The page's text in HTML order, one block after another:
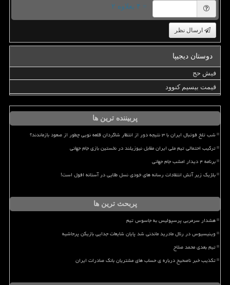
= ۴ بعلاوه ۲
ارسال نظر
دوستان دیجیپا
فیش حج
قیمت بیسیم کنوود
پربیننده ترین ها
شب تلخ فوتبال ایران با ۳ نتیجه دور از انتظار شاگردان قلعه نویی چطور از صعود بازماندند؟
ترکیب احتمالی تیم ملی ایران مقابل نیوزیلند در نخستین بازی جام جهانی
برنامه ۴ دیدار امشب جام جهانی
بلژیک زیر آتش انتقادات رسانه های خودی نسل طلایی در آستانه افول است!
پربحث ترین ها
هشدار سرمربی پرسپولیس به جاسوس تیم
وینیسیوس در رئال مادرید ماندنی شد پایان شایعات جدایی بازیکن پرحاشیه
تیم بعدی محمد صلاح
تکذیب خبر ناصحیح درباره ی حساب های مشتریان بانک صادرات ایران